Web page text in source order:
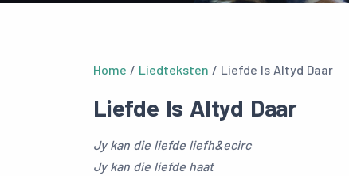
Home / Liedteksten / Liefde Is Altyd Daar
Liefde Is Altyd Daar
Jy kan die liefde liefh&ecirc
Jy kan die liefde haat